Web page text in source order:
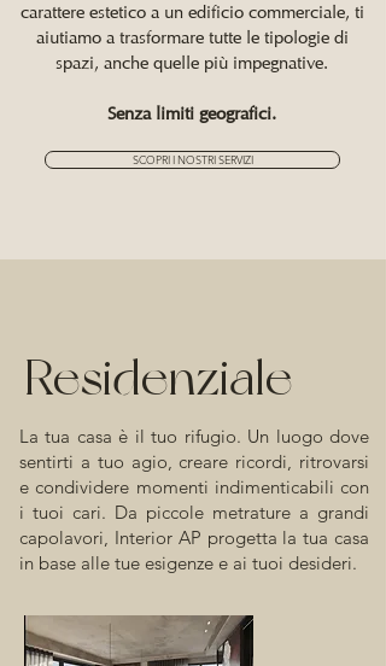
carattere estetico a un edificio commerciale, ti
aiutiamo a trasformare tutte le tipologie di
spazi, anche quelle più impegnative.
Senza limiti geografici.
SCOPRI I NOSTRI SERVIZI
Residenziale
La tua casa è il tuo rifugio. Un luogo dove
sentirti a tuo agio, creare ricordi, ritrovarsi
e condividere momenti indimenticabili con
i tuoi cari. Da piccole metrature a grandi
capolavori, Interior AP progetta la tua casa
in base alle tue esigenze e ai tuoi desideri.